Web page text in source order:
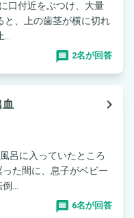
口付近をぶつけ、大量
と、上の歯茎が横に切れ
2名が回答
血
navigate_next
呂に入っていたところ
た間に、息子がベビー
...
6名が回答